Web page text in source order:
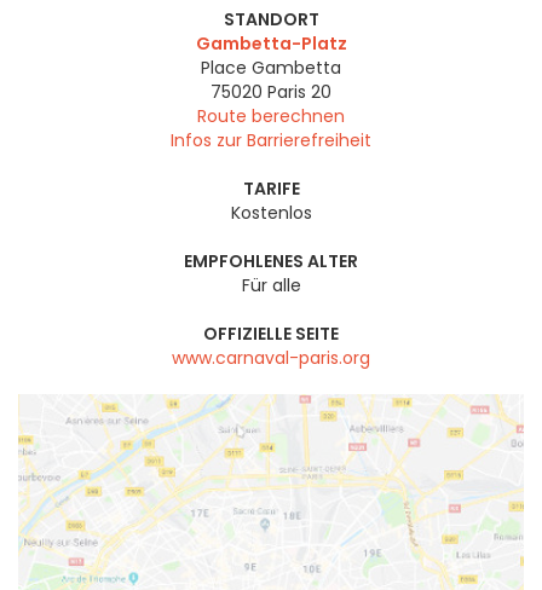
STANDORT
Gambetta-Platz
Place Gambetta
75020 Paris 20
Route berechnen
Infos zur Barrierefreiheit
TARIFE
Kostenlos
EMPFOHLENES ALTER
Für alle
OFFIZIELLE SEITE
www.carnaval-paris.org